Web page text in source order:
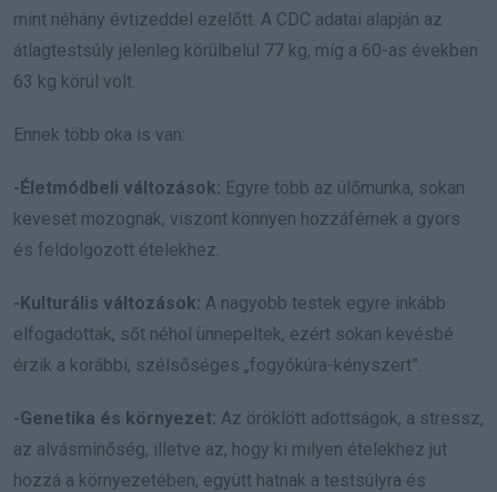
mint néhány évtizeddel ezelőtt. A CDC adatai alapján az
átlagtestsúly jelenleg körülbelül 77 kg, míg a 60-as években
63 kg körül volt.
Ennek több oka is van:
-Életmódbeli változások: Egyre több az ülőmunka, sokan
keveset mozognak, viszont könnyen hozzáférnek a gyors
és feldolgozott ételekhez.
-Kulturális változások: A nagyobb testek egyre inkább
elfogadottak, sőt néhol ünnepeltek, ezért sokan kevésbé
érzik a korábbi, szélsőséges „fogyókúra-kényszert”.
-Genetika és környezet: Az öröklött adottságok, a stressz,
az alvásminőség, illetve az, hogy ki milyen ételekhez jut
hozzá a környezetében, együtt hatnak a testsúlyra és